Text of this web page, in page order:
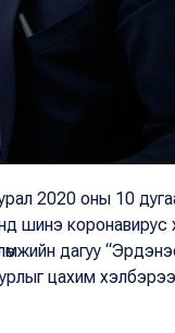
2020 оны 10
шинэ коронавирус
дагуу
цахим